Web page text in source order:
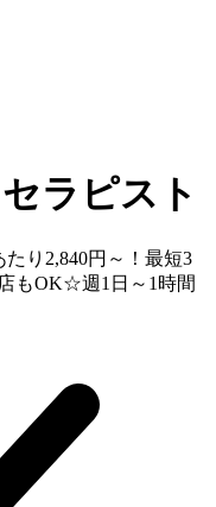
セラピスト
たり2,840円～！最短3
もOK☆週1日～1時間